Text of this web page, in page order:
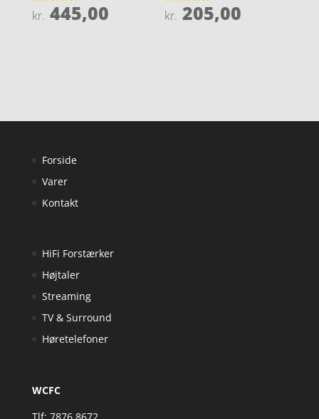
Vurderet
4.4
kr. 445,00
Vurderet
5
kr. 205,00
Forside
Varer
Kontakt
HiFi Forstærker
Højtaler
Streaming
TV & Surround
Høretelefoner
WCFC
Tlf: 7876 8672